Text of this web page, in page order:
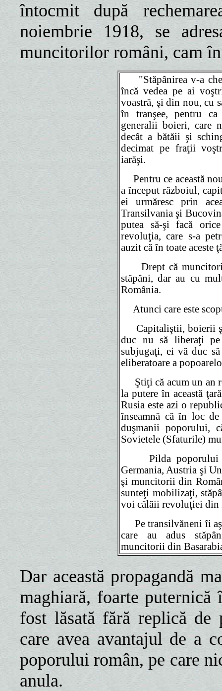
întocmit după
noiembrie 1918, se
muncitorilor români, cam în
"Stăpânirea v-a
încă vedea pe ai
voastră, şi din nou, cu
în tranşee, pentru
generalii boieri, care
decât a bătăii şi
decimat pe fraţii
iarăşi.
Pentru ce această
a început războiul,
ei urmăresc prin
Transilvania şi
putea să-şi facă
revoluţia, care s-a
auzit că în toate aceste
Drept că muncitorii
stăpâni, dar au cu
România.
Atunci care este
Capitaliştii, boierii şi
duc nu să liberaţi
subjugaţi, ei vă duc
eliberatoare a
Ştiţi că acum un an
la putere în această
Rusia este azi o
înseamnă că în loc
duşmanii poporului,
Sovietele (Sfaturile)
Pilda poporului
Germania, Austria şi
şi muncitorii din
sunteţi mobilizaţi,
voi călăii revoluţiei din
Pe transilvăneni îi
care au adus
muncitorii din
Dar această propagandă
maghiară, foarte
fost lăsată fără replică de
care avea avantajul de a
poporului român, pe care
anula.